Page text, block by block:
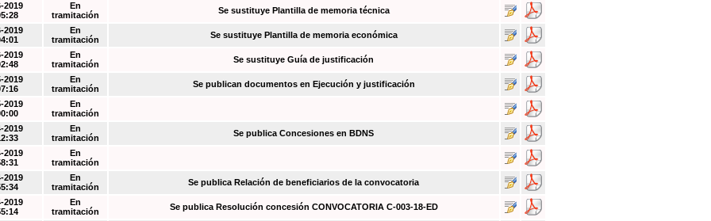
2019
En
tramitación
Se sustituye Plantilla de memoria técnica
2019
En
tramitación
Se sustituye Plantilla de memoria económica
2019
En
tramitación
Se sustituye Guía de justificación
2019
En
tramitación
Se publican documentos en Ejecución y justificación
2019
En
tramitación
2019
En
tramitación
Se publica Concesiones en BDNS
2019
En
tramitación
2019
En
tramitación
Se publica Relación de beneficiarios de la convocatoria
2019
En
tramitación
Se publica Resolución concesión CONVOCATORIA C-003-18-ED